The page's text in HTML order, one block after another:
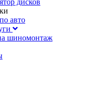
дисков
авто
шиномонтаж